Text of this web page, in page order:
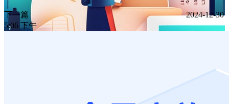
下一篇
2024-12-30
5:06 下午